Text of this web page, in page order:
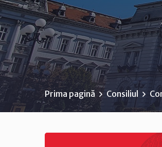
Prima pagină Consiliul